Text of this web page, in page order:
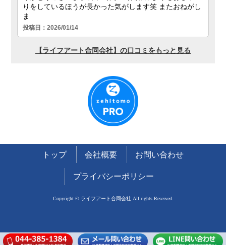
トップ 会社概要 お問い合わせ
プライバシーポリシー
Copyright © ライフアート合同会社 All rights Reserved.